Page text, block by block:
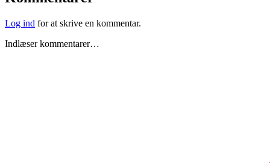
Log ind for at skrive en kommentar.
Indlæser kommentarer…